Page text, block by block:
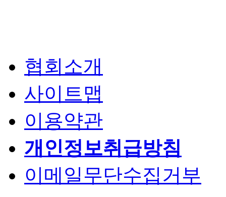
협회소개
사이트맵
이용약관
개인정보취급방침
이메일무단수집거부